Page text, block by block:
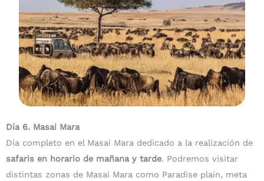
Día 6. Masai Mara
Día completo en el Masai Mara dedicado a la realización de
safaris en horario de mañana y tarde. Podremos visitar
distintas zonas de Masai Mara como Paradise plain, meta